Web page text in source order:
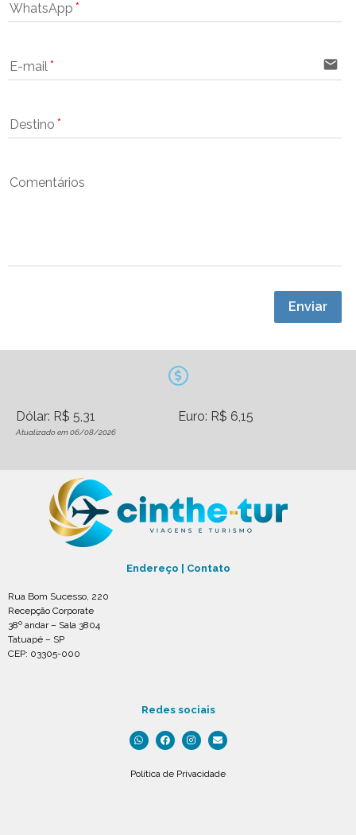
WhatsApp
E-mail email
Destino
Comentários
Enviar
Dólar: R$ 5,31 Euro: R$ 6,15
Atualizado em 06/08/2026
Endereço | Contato
Rua Bom Sucesso, 220
Recepção Corporate
38º andar – Sala 3804
Tatuapé – SP
CEP: 03305-000
Redes sociais
Política de Privacidade